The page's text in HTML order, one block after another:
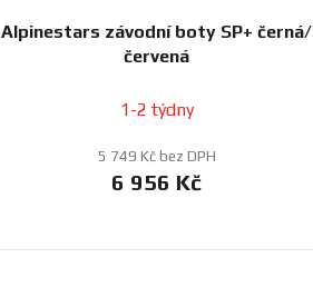
Alpinestars závodní boty SP+ černá/
červená
1-2 týdny
5 749 Kč bez DPH
6 956 Kč